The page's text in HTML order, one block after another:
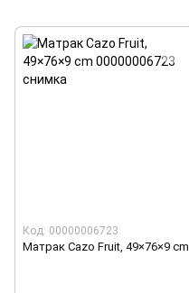
Код: 00000006723
Матрак Cazo Fruit, 49×76×9 cm